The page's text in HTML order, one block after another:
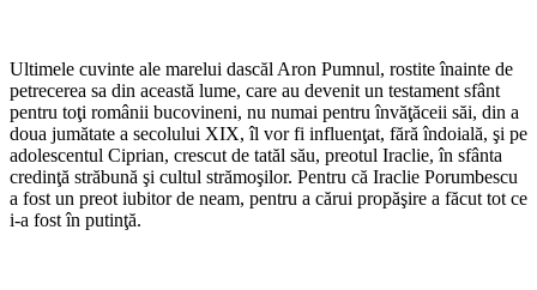
Ultimele cuvinte ale marelui dascăl Aron Pumnul, rostite înainte de
petrecerea sa din această lume, care au devenit un testament sfânt
pentru toţi românii bucovineni, nu numai pentru învăţăceii săi, din a
doua jumătate a secolului XIX, îl vor fi influenţat, fără îndoială, şi pe
adolescentul Ciprian, crescut de tatăl său, preotul Iraclie, în sfânta
credinţă străbună şi cultul strămoşilor. Pentru că Iraclie Porumbescu
a fost un preot iubitor de neam, pentru a cărui propăşire a făcut tot ce
i-a fost în putinţă.